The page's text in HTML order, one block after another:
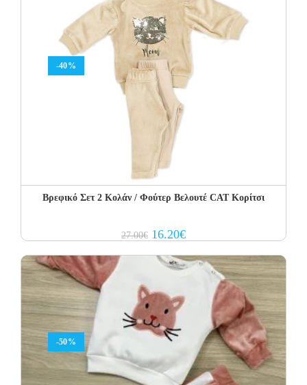
-40%
Βρεφικό Σετ 2 Κολάν / Φούτερ Βελουτέ CAT Κορίτσι
27.00€ Original
price
27.00€.
16.20€Current
price
16.20€.
-50%